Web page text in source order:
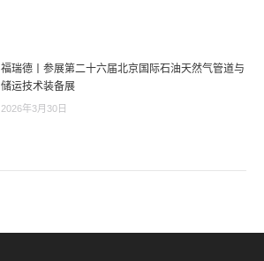
福瑞德丨参展第二十六届北京国际石油天然气管道与
储运技术装备展
2026年3月30日